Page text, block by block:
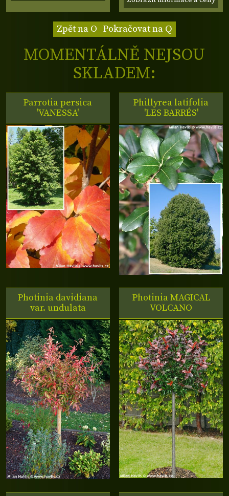
Zpět na O Pokračovat na Q
MOMENTÁLNĚ NEJSOU
SKLADEM:
Parrotia persica
'VANESSA'
Phillyrea latifolia
'LES BARRÉS'
Photinia davidiana
var. undulata
Photinia MAGICAL
VOLCANO